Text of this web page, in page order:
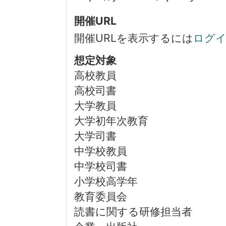
開催URL
開催URLを表示するには ログ
想定対象
高校教員
高校司書
大学教員
大学初年次教育
大学司書
中学校教員
中学校司書
小学校高学年
教育委員会
読書に関する研修担当者